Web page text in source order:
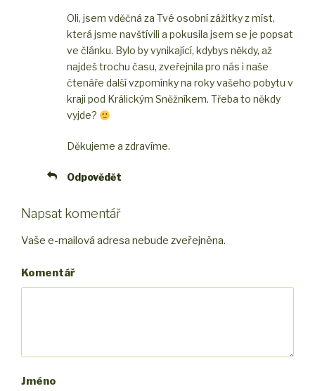
Oli, jsem vděčná za Tvé osobní zážitky z míst,
která jsme navštívili a pokusila jsem se je popsat
ve článku. Bylo by vynikající, kdybys někdy, až
najdeš trochu času, zveřejnila pro nás i naše
čtenáře další vzpomínky na roky vašeho pobytu v
kraji pod Králickým Sněžníkem. Třeba to někdy
vyjde?
Děkujeme a zdravíme.
Odpovědět
Napsat komentář
Vaše e-mailová adresa nebude zveřejněna.
Komentář
Jméno